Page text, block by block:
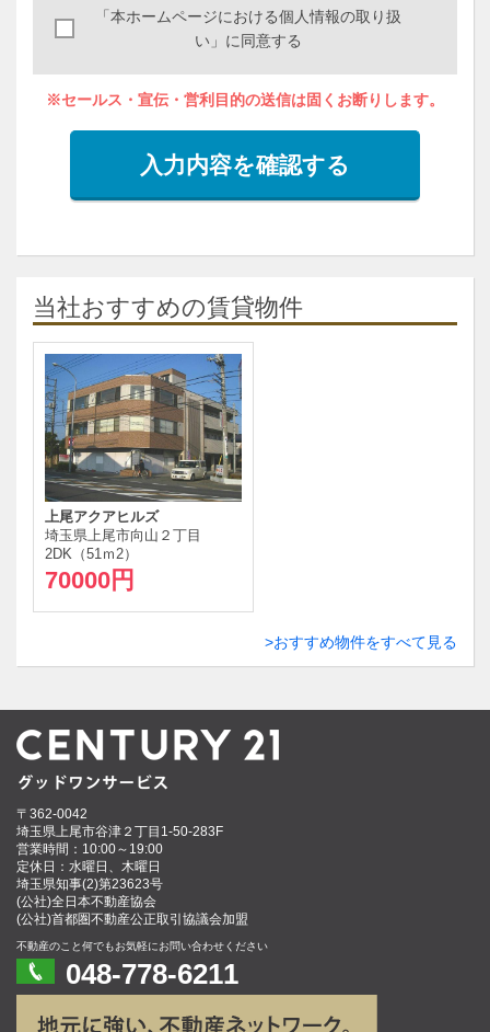
「本ホームページにおける個人情報の取り扱
い」に同意する
※セールス・宣伝・営利目的の送信は固くお断りします。
入力内容を確認する
当社おすすめの賃貸物件
上尾アクアヒルズ
埼玉県上尾市向山２丁目
2DK（51ｍ 2）
70000円
おすすめ物件をすべて見る
〒362-0042
埼玉県上尾市谷津２丁目1-50-283F
営業時間：10:00～19:00
定休日：水曜日、木曜日
埼玉県知事(2)第23623号
(公社)全日本不動産協会
(公社)首都圏不動産公正取引協議会加盟
不動産のこと何でもお気軽にお問い合わせください
048-778-6211